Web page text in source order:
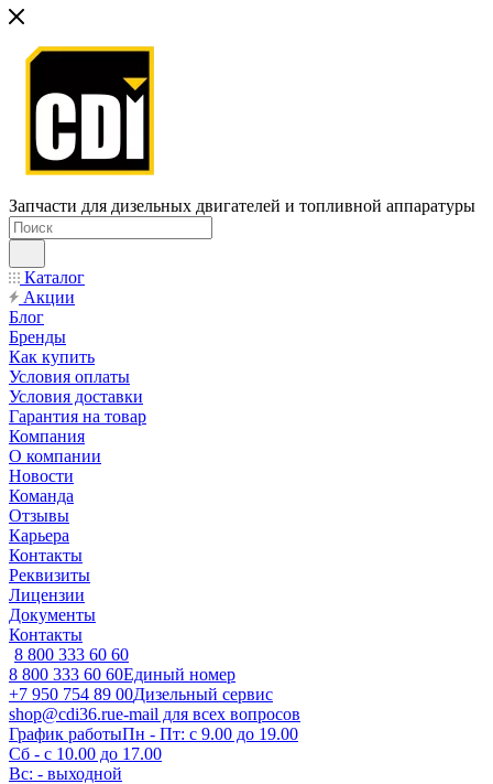
Запчасти для дизельных двигателей и топливной аппаратуры
Каталог
Акции
Блог
Бренды
Как купить
Условия оплаты
Условия доставки
Гарантия на товар
Компания
О компании
Новости
Команда
Отзывы
Карьера
Контакты
Реквизиты
Лицензии
Документы
Контакты
8 800 333 60 60
8 800 333 60 60Единый номер
+7 950 754 89 00Дизельный сервис
shop@cdi36.rue-mail для всех вопросов
График работыПн - Пт: с 9.00 до 19.00
Сб - с 10.00 до 17.00
Вс: - выходной